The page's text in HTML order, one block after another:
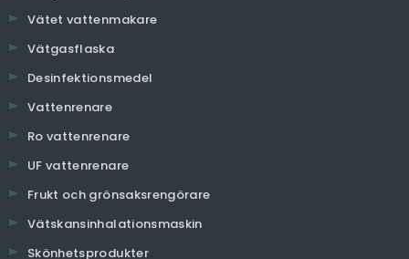
Vätet vattenmakare
Vätgasflaska
Desinfektionsmedel
Vattenrenare
Ro vattenrenare
UF vattenrenare
Frukt och grönsaksrengörare
Vätskansinhalationsmaskin
Skönhetsprodukter